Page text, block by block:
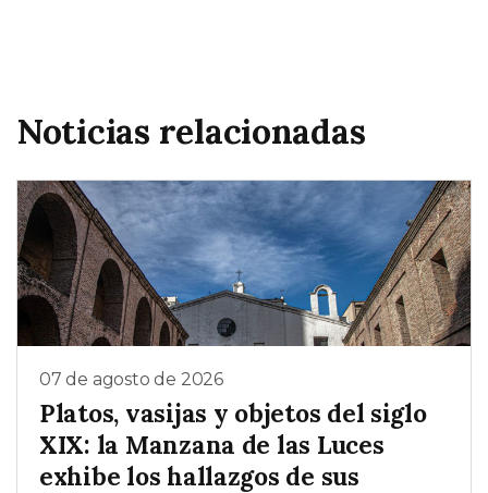
Noticias relacionadas
07 de agosto de 2026
Platos, vasijas y objetos del siglo
XIX: la Manzana de las Luces
exhibe los hallazgos de sus